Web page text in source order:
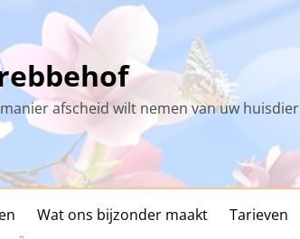
afscheid wilt nemen van uw huisdier
Wat ons bijzonder maakt Tarieven